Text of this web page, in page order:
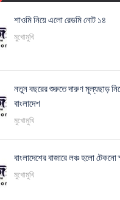
শাওমি নিয়ে এলো রেডমি নোট ১৪
মুখোমুখি
নতুন বছরের শুরুতে দারুণ মূল্যছাড়
বাংলাদেশ
মুখোমুখি
বাংলাদেশের বাজারে লঞ্চ হলো
মুখোমুখি